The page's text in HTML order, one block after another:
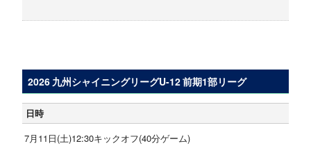
2026 九州シャイニングリーグU-12 前期1部リーグ
日時
7月11日(土)12:30キックオフ(40分ゲーム)